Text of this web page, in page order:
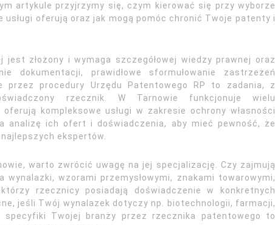
artykule przyjrzymy się, czym kierować się przy wyborze
oferują oraz jak mogą pomóc chronić Twoje patenty i
złożony i wymaga szczegółowej wiedzy prawnej oraz
dokumentacji, prawidłowe sformułowanie zastrzeżeń
przez procedury Urzędu Patentowego RP to zadania, z
rzecznik. W Tarnowie funkcjonuje wielu
kompleksowe usługi w zakresie ochrony własności
analizę ich ofert i doświadczenia, aby mieć pewność, że
ekspertów.
warto zwrócić uwagę na jej specjalizację. Czy zajmują
wzorami przemysłowymi, znakami towarowymi,
rzecznicy posiadają doświadczenie w konkretnych
jeśli Twój wynalazek dotyczy np. biotechnologii, farmacji,
specyfiki Twojej branży przez rzecznika patentowego to